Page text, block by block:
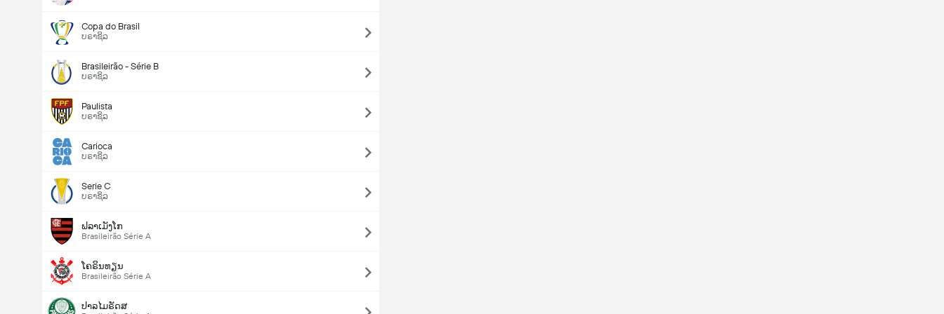
Copa do Brasil
ບຣາຊິລ
Brasileirão - Série B
ບຣາຊິລ
Paulista
ບຣາຊິລ
Carioca
ບຣາຊິລ
Serie C
ບຣາຊິລ
ຟລາເມັງໂກ
Brasileirão Série A
ໂຄຣິນທຽນ
Brasileirão Série A
ປາລໄມຣັດສ